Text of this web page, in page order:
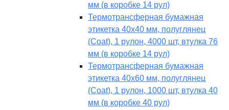
мм (в коробке 14 рул)
Термотрансферная бумажная
этикетка 40х40 мм, полуглянец
(Coat), 1 рулон, 4000 шт, втулка 76
мм (в коробке 14 рул)
Термотрансферная бумажная
этикетка 40х60 мм, полуглянец
(Coat), 1 рулон, 1000 шт, втулка 40
мм (в коробке 40 рул)